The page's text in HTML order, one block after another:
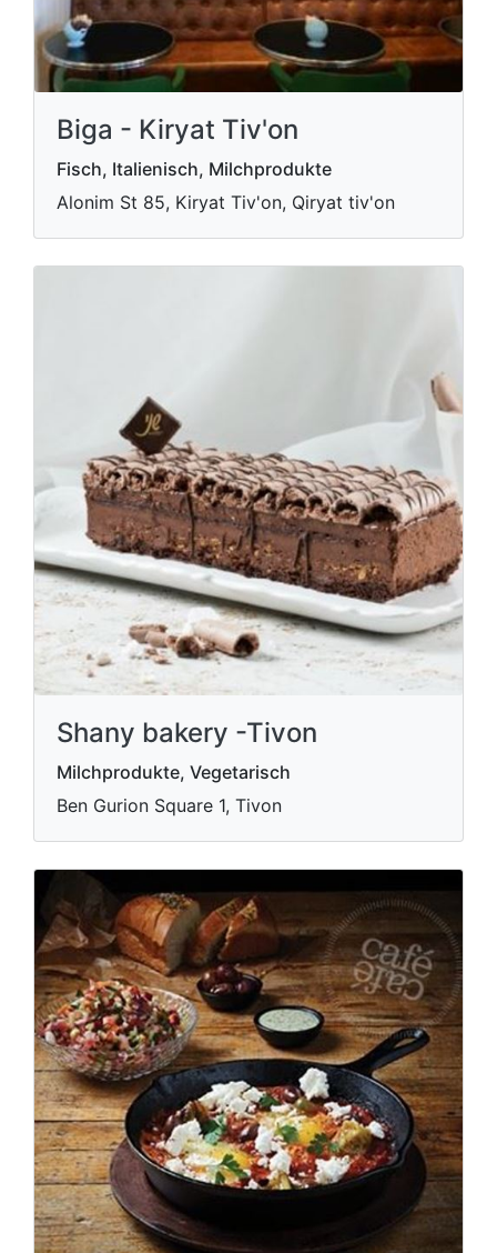
Biga - Kiryat Tiv'on
Fisch, Italienisch, Milchprodukte
Alonim St 85, Kiryat Tiv'on, Qiryat tiv'on
Shany bakery -Tivon
Milchprodukte, Vegetarisch
Ben Gurion Square 1, Tivon